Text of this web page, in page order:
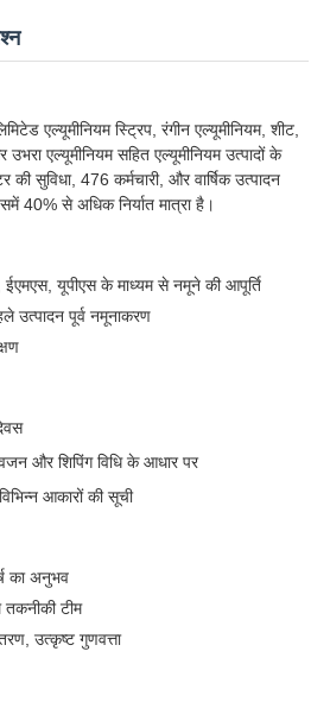
एल्यूमीनियम स्ट्रिप, रंगीन एल्यूमीनियम, शीट,
एल्यूमीनियम सहित एल्यूमीनियम उत्पादों के
की सुविधा, 476 कर्मचारी, और वार्षिक उत्पादन
40% से अधिक निर्यात मात्रा है।
यूपीएस के माध्यम से नमूने की आपूर्ति
उत्पादन पूर्व नमूनाकरण
और शिपिंग विधि के आधार पर
आकारों की सूची
का अनुभव
टीम
उत्कृष्ट गुणवत्ता